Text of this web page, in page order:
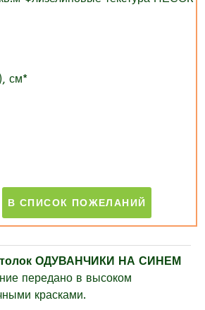
см*
ОДУВАНЧИКИ НА СИНЕМ
передано в высоком
красками.